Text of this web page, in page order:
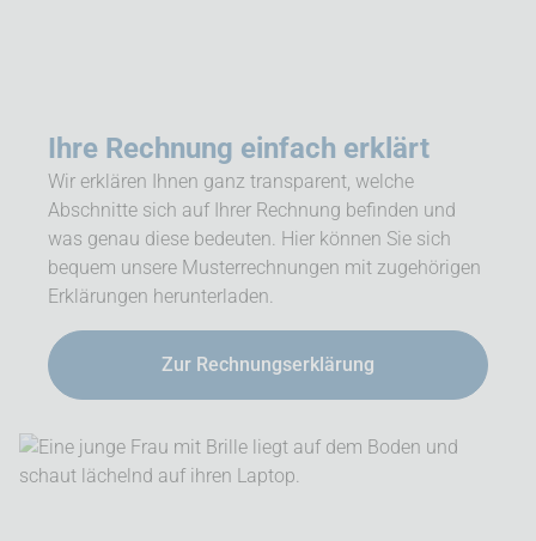
Ihre Rechnung einfach erklärt
Wir erklären Ihnen ganz transparent, welche
Abschnitte sich auf Ihrer Rechnung befinden und
was genau diese bedeuten. Hier können Sie sich
bequem unsere Musterrechnungen mit zugehörigen
Erklärungen herunterladen.
Zur Rechnungserklärung